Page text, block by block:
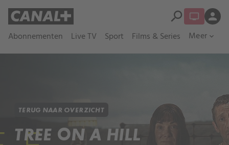
Abonnementen Live TV Sport Films & Series Meer expand_more
search person
TERUG NAAR OVERZICHT
TREE ON A HILL